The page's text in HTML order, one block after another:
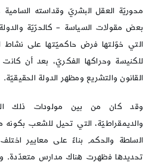
محوريّة العقل البشريّ وقداسته
بعض مقولات السياسة – كالحرّيّة
التي خوّلتها فرض حاكميّتها على نشاط
للكنيسة وحراكها الفكريّ، بعد أن
القانون والتشريع ومظهر الدولة الحقيقيّة.
وقد كان من بين مولودات ذلك
والديمقراطيّة، التي تحيل للشعب بكونه
السلطة والحكم بناءً على معايير
تحديدها فظهرت هناك مدارس متعدّدة.